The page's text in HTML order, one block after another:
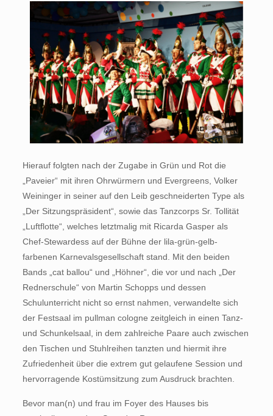
Hierauf folgten nach der Zugabe in Grün und Rot die
„Paveier“ mit ihren Ohrwürmern und Evergreens, Volker
Weininger in seiner auf den Leib geschneiderten Type als
„Der Sitzungspräsident“, sowie das Tanzcorps Sr. Tollität
„Luftflotte“, welches letztmalig mit Ricarda Gasper als
Chef-Stewardess auf der Bühne der lila-grün-gelb-
farbenen Karnevalsgesellschaft stand. Mit den beiden
Bands „cat ballou“ und „Höhner“, die vor und nach „Der
Rednerschule“ von Martin Schopps und dessen
Schulunterricht nicht so ernst nahmen, verwandelte sich
der Festsaal im pullman cologne zeitgleich in einen Tanz-
und Schunkelsaal, in dem zahlreiche Paare auch zwischen
den Tischen und Stuhlreihen tanzten und hiermit ihre
Zufriedenheit über die extrem gut gelaufene Session und
hervorragende Kostümsitzung zum Ausdruck brachten.
Bevor man(n) und frau im Foyer des Hauses bis